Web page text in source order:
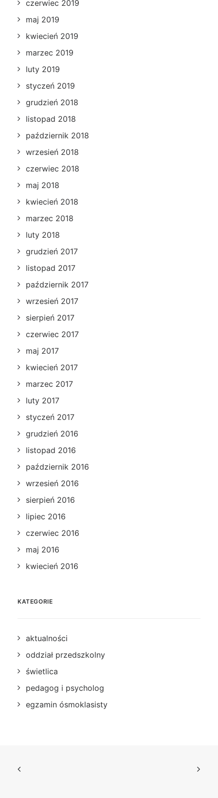
czerwiec 2019
maj 2019
kwiecień 2019
marzec 2019
luty 2019
styczeń 2019
grudzień 2018
listopad 2018
październik 2018
wrzesień 2018
czerwiec 2018
maj 2018
kwiecień 2018
marzec 2018
luty 2018
grudzień 2017
listopad 2017
październik 2017
wrzesień 2017
sierpień 2017
czerwiec 2017
maj 2017
kwiecień 2017
marzec 2017
luty 2017
styczeń 2017
grudzień 2016
listopad 2016
październik 2016
wrzesień 2016
sierpień 2016
lipiec 2016
czerwiec 2016
maj 2016
kwiecień 2016
KATEGORIE
aktualności
oddział przedszkolny
świetlica
pedagog i psycholog
egzamin ósmoklasisty